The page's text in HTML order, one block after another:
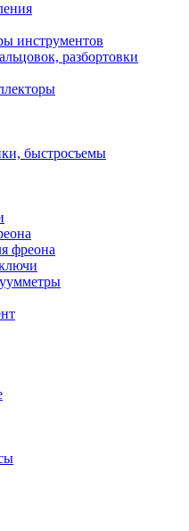
инструментов
разбортовки
быстросъемы
фреона